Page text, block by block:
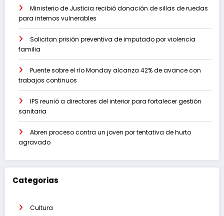
Ministerio de Justicia recibió donación de sillas de ruedas
para internos vulnerables
Solicitan prisión preventiva de imputado por violencia
familia
Puente sobre el río Monday alcanza 42% de avance con
trabajos continuos
IPS reunió a directores del interior para fortalecer gestión
sanitaria
Abren proceso contra un joven por tentativa de hurto
agravado
Categorias
Cultura